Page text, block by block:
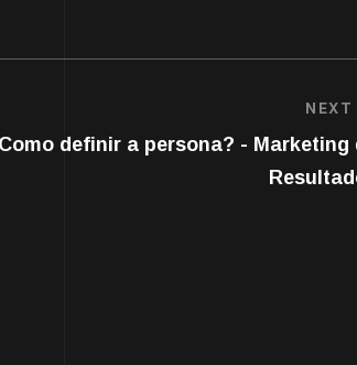
NEXT
Como definir a persona? - Marketing